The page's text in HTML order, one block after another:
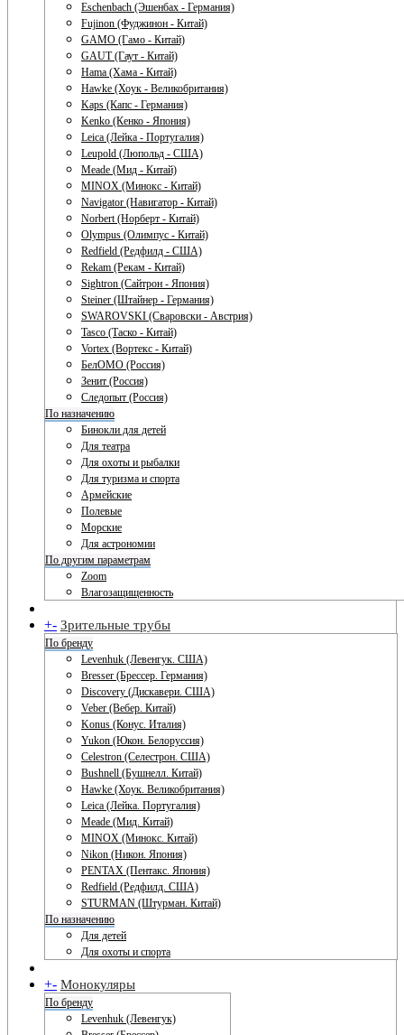
Eschenbach (Эшенбах - Германия)
Fujinon (Фуджинон - Китай)
GAMO (Гамо - Китай)
GAUT (Гаут - Китай)
Hama (Хама - Китай)
Hawke (Хоук - Великобритания)
Kaps (Капс - Германия)
Kenko (Кенко - Япония)
Leica (Лейка - Португалия)
Leupold (Люпольд - США)
Meade (Мид - Китай)
MINOX (Минокс - Китай)
Navigator (Навигатор - Китай)
Norbert (Норберт - Китай)
Olympus (Олимпус - Китай)
Redfield (Редфилд - США)
Rekam (Рекам - Китай)
Sightron (Сайтрон - Япония)
Steiner (Штайнер - Германия)
SWAROVSKI (Сваровски - Австрия)
Tasco (Таско - Китай)
Vortex (Вортекс - Китай)
БелОМО (Россия)
Зенит (Россия)
Следопыт (Россия)
По назначению
Бинокли для детей
Для театра
Для охоты и рыбалки
Для туризма и спорта
Армейские
Полевые
Морские
Для астрономии
По другим параметрам
Zoom
Влагозащищенность
+- Зрительные трубы
По бренду
Levenhuk (Левенгук. США)
Bresser (Брессер. Германия)
Discovery (Дискавери. США)
Veber (Вебер. Китай)
Konus (Конус. Италия)
Yukon (Юкон. Белоруссия)
Celestron (Селестрон. США)
Bushnell (Бушнелл. Китай)
Hawke (Хоук. Великобритания)
Leica (Лейка. Португалия)
Meade (Мид. Китай)
MINOX (Минокс. Китай)
Nikon (Никон. Япония)
PENTAX (Пентакс. Япония)
Redfield (Редфилд. США)
STURMAN (Штурман. Китай)
По назначению
Для детей
Для охоты и спорта
+- Монокуляры
По бренду
Levenhuk (Левенгук)